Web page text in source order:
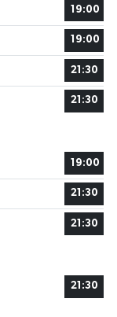
19:00
19:00
21:30
21:30
19:00
21:30
21:30
21:30